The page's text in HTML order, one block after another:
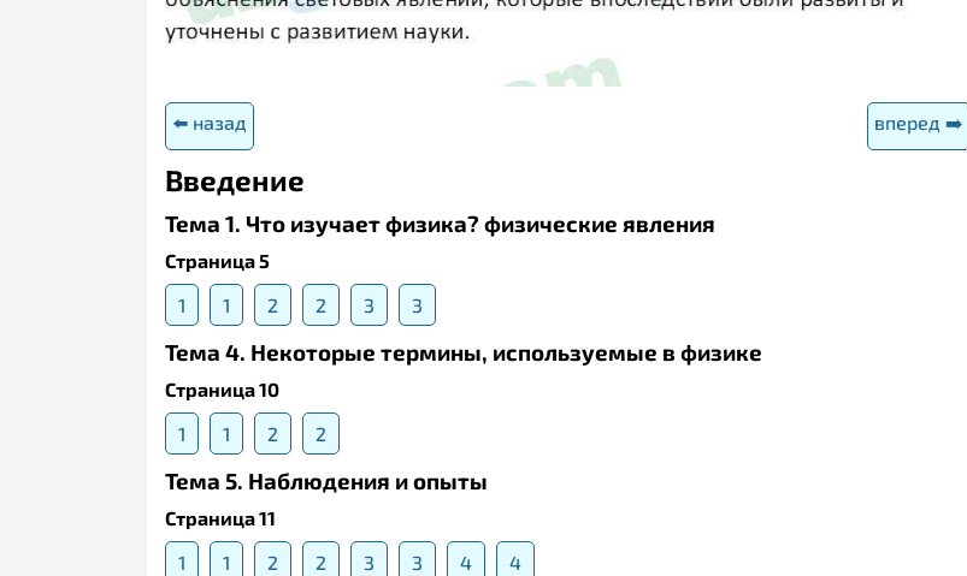
⬅️ назад вперед ➡️
Введение
Тема 1. Что изучает физика? физические явления
Страница 5
1
1 2 2 3 3
Тема 4. Некоторые термины, используемые в физике
Страница 10
1
1 2 2
Тема 5. Наблюдения и опыты
Страница 11
1
1 2 2 3 3 4 4